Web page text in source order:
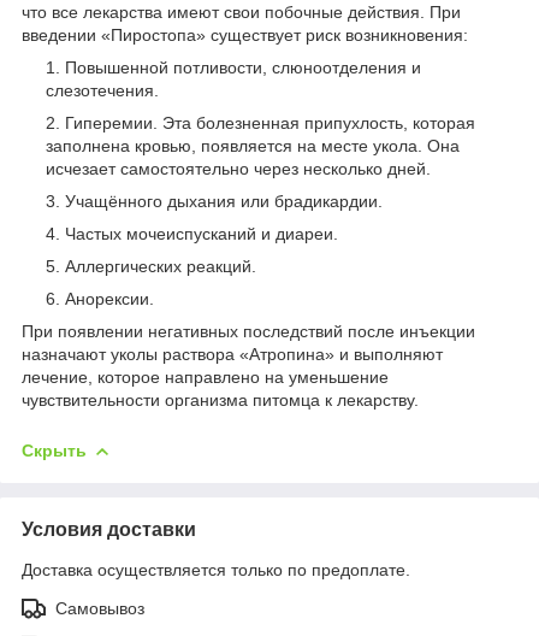
что все лекарства имеют свои побочные действия. При
введении «Пиростопа» существует риск возникновения:
Повышенной потливости, слюноотделения и
слезотечения.
Гиперемии. Эта болезненная припухлость, которая
заполнена кровью, появляется на месте укола. Она
исчезает самостоятельно через несколько дней.
Учащённого дыхания или брадикардии.
Частых мочеиспусканий и диареи.
Аллергических реакций.
Анорексии.
При появлении негативных последствий после инъекции
назначают уколы раствора «Атропина» и выполняют
лечение, которое направлено на уменьшение
чувствительности организма питомца к лекарству.
Скрыть
Условия доставки
Доставка осуществляется только по предоплате.
Самовывоз